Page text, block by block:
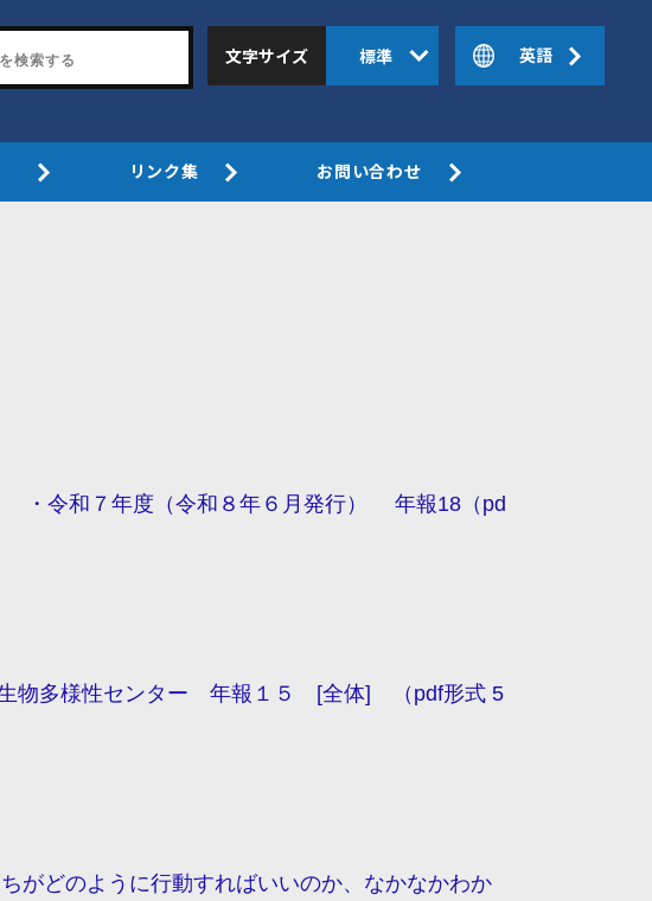
英語
文字サイズ 標準
リンク集 お問い合わせ
・令和７年度（令和８年６月発行） 年報18（pd
物多様性センター 年報１５ [全体] （pdf形式 5
がどのように行動すればいいのか、なかなかわか